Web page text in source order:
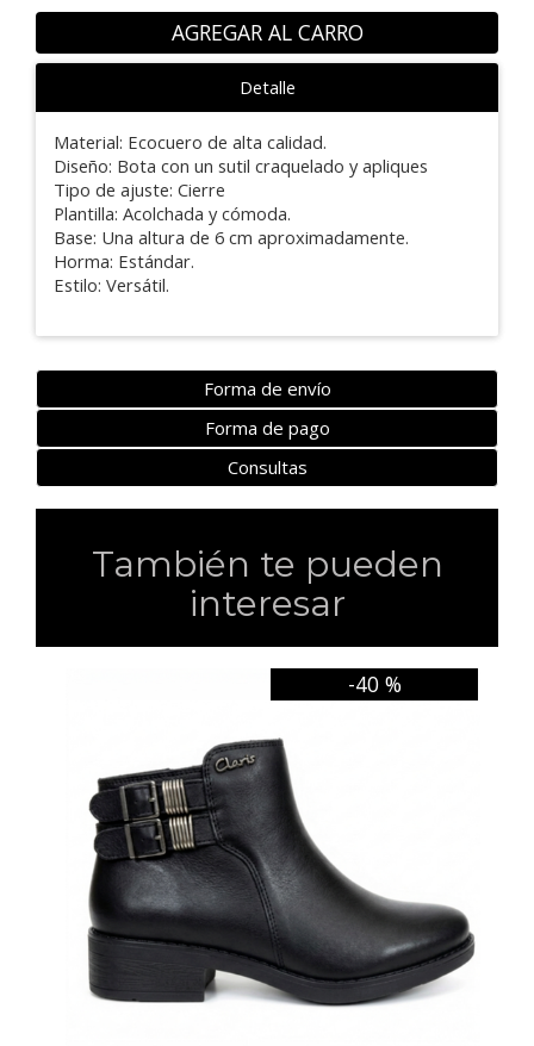
AGREGAR AL CARRO
Detalle
Material: Ecocuero de alta calidad.
Diseño: Bota con un sutil craquelado y apliques
Tipo de ajuste: Cierre
Plantilla: Acolchada y cómoda.
Base: Una altura de 6 cm aproximadamente.
Horma: Estándar.
Estilo: Versátil.
Forma de envío
Forma de pago
Consultas
También te pueden
interesar
-40 %